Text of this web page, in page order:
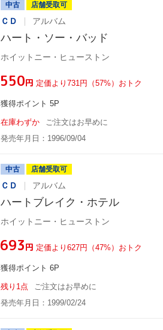
中古 店舗受取可
ＣＤ アルバム
ハート・ソー・バッド
ホイットニー・ヒューストン
¥550円 定価より731円（57%）おトク
獲得ポイント 5P
在庫わずか
ご注文はお早めに
発売年月日：1996/09/04
中古 店舗受取可
ＣＤ アルバム
ハートブレイク・ホテル
ホイットニー・ヒューストン
¥693円 定価より627円（47%）おトク
獲得ポイント 6P
残り1点
ご注文はお早めに
発売年月日：1999/02/24